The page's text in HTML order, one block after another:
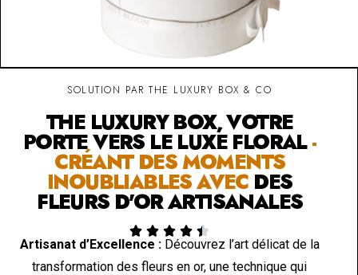
SOLUTION PAR THE LUXURY BOX & CO
THE LUXURY BOX, VOTRE
PORTE VERS LE LUXE FLORAL-
CRÉANT DES MOMENTS
INOUBLIABLES AVEC DES
FLEURS D'OR ARTISANALES
    
Artisanat d’Excellence :Découvrez l’art délicat de la
transformation des fleurs en or, une technique qui